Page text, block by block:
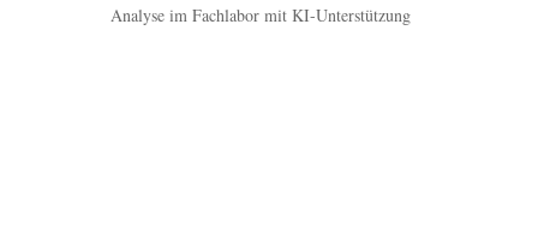
Analyse im Fachlabor mit KI-Unterstützung